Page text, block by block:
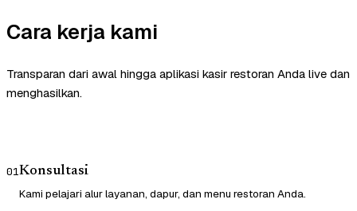
Cara kerja kami
Transparan dari awal hingga aplikasi kasir restoran Anda live dan
menghasilkan.
01Konsultasi
Kami pelajari alur layanan, dapur, dan menu restoran Anda.